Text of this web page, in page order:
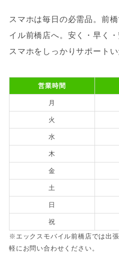
スマホは毎日の必需品。前
イル前橋店へ。安く・早く
スマホをしっかりサポートい
営業時間
月
火
水
木
金
土
日
祝
※エックスモバイル前橋店では出
軽にお問い合わせください。